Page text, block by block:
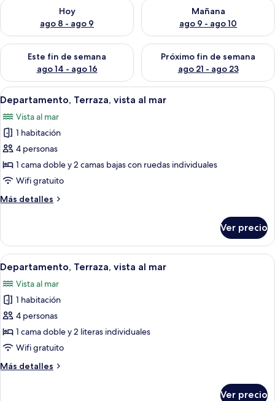
Hoy
ago 8 - ago 9
Consulta la disponibilidad para hoy ago 8 - ago 9
Mañana
ago 9 - ago 10
Consulta la disponibilidad
Este fin de semana
ago 14 - ago 16
Consulta la disponibilidad para este fin de semana ago 14 -
Próximo fin de semana
ago 21 - ago 23
Consulta la disponibilidad
Abrir
todas
las
fotos
de
Departamento,
Terraza,
al
Un dormitorio con cama, ventana
7
Departamento, Terraza, vista al mar
Vista al mar
1 habitación
4 personas
1 cama doble y 2 camas bajas con ruedas individuales
Wifi gratuito
Más detalles
Más
Terraza,
vista
al
mar
Ver precio
Abrir
todas
las
fotos
de
Departamento,
Terraza,
al
Un dormitorio con cama, mesita de
5
Departamento, Terraza, vista al mar
Vista al mar
1 habitación
4 personas
1 cama doble y 2 literas individuales
Wifi gratuito
Más detalles
Más
Ver precio